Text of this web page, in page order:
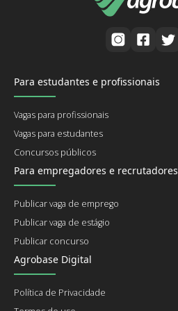
Para estudantes e profissionais
Vagas para profissionais
Vagas para estudantes
Concursos públicos
Para empregadores e recrutadores
Publicar vaga de emprego
Publicar vaga de estágio
Publicar concurso
Agrobase Digital
Política de Privacidade